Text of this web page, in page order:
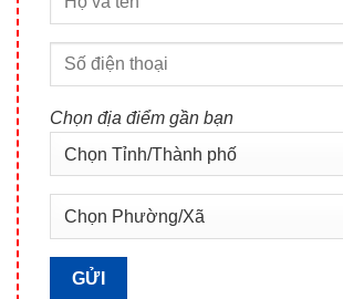
Chọn địa điểm gần bạn